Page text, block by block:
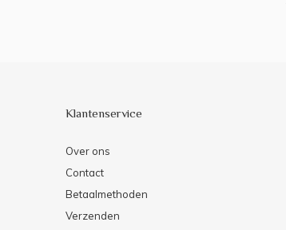
Klantenservice
Over ons
Contact
Betaalmethoden
Verzenden